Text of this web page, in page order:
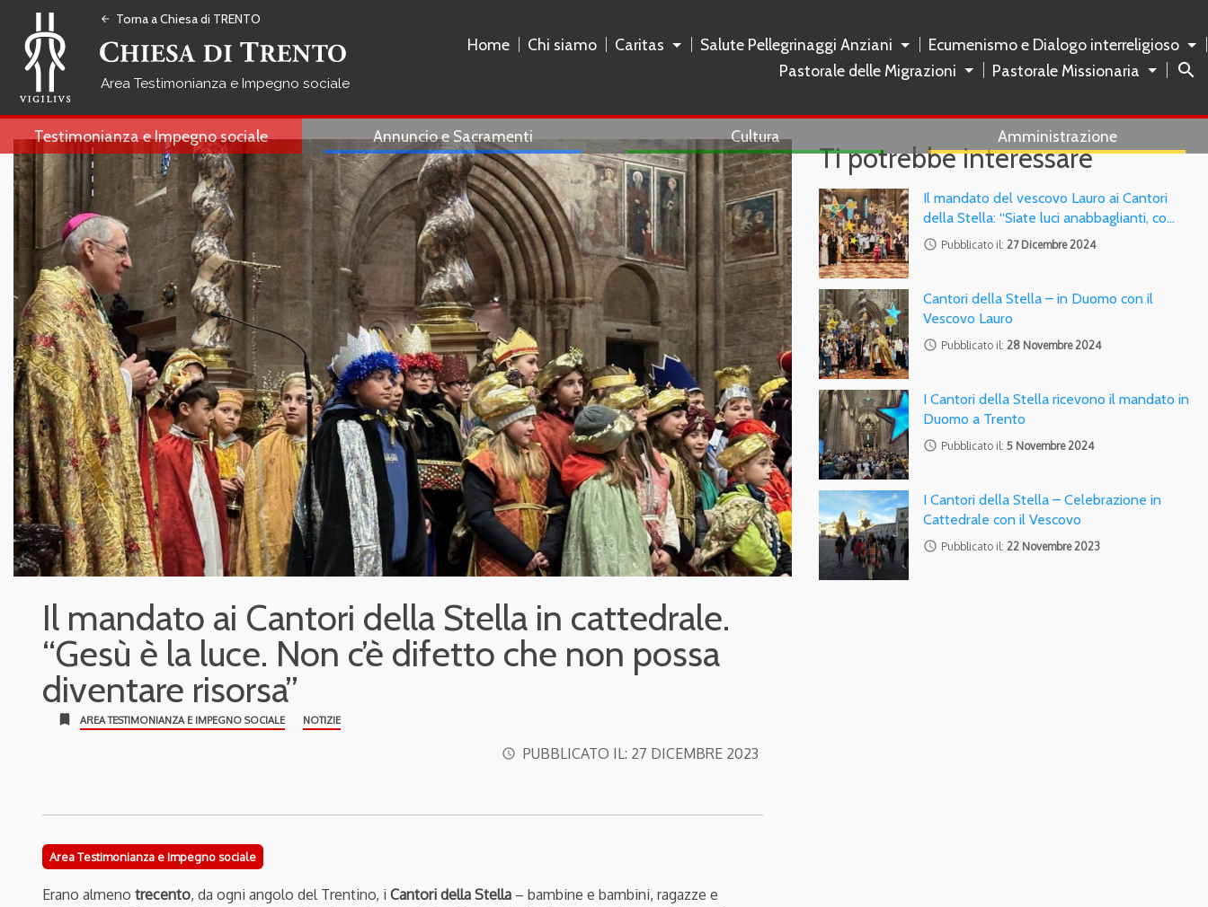
arrow_back Torna a Chiesa di TRENTO
Testimonianza e Impegno sociale
Home Chi siamo Caritas Salute Pellegrinaggi Anziani
Ecumenismo e Dialogo interreligioso
Pastorale delle Migrazioni
Pastorale Missionaria search
Testimonianza e Impegno sociale Annuncio e Sacramenti Cultura Amministrazione
Il mandato ai Cantori della Stella in cattedrale.
“Gesù è la luce. Non c’è difetto che non possa
diventare risorsa”
bookmark AREA TESTIMONIANZA E IMPEGNO SOCIALE NOTIZIE
access_time PUBBLICATO IL: 27 DICEMBRE 2023
Area Testimonianza e Impegno sociale
Erano almeno trecento, da ogni angolo del Trentino, i Cantori della Stella – bambine e bambini, ragazze e
Ti potrebbe interessare
Il mandato del vescovo Lauro ai Cantori
della Stella: “Siate luci anabbaglianti, co…
access_time Pubblicato il: 27 Dicembre 2024
Cantori della Stella – in Duomo con il
Vescovo Lauro
access_time Pubblicato il: 28 Novembre 2024
I Cantori della Stella ricevono il mandato in
Duomo a Trento
access_time Pubblicato il:5 Novembre 2024
I Cantori della Stella – Celebrazione in
Cattedrale con il Vescovo
access_time Pubblicato il: 22 Novembre 2023